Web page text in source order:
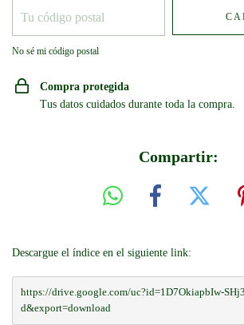
No sé mi código postal
Compra protegida
Tus datos cuidados durante toda la compra.
Compartir:
Descargue el índice en el siguiente link:
https://drive.google.com/uc?id=1D7OkiapbIw-
d&export=download